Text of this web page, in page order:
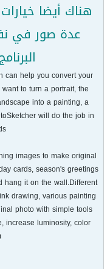
هناك أيضا
عدة صور في
can help you convert your
to turn a portrait, the
into a painting, a
will do the job in
images to make original
cards, season's greetings
hang it on the wall.Different
drawing, various painting
photo with simple tools
increase luminosity, color